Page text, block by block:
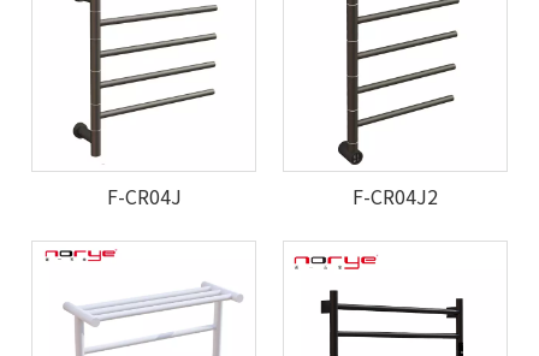
F-CR04J F-CR04J2